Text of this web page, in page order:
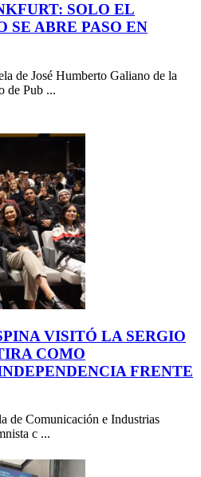
SOLO EL
SE ABRE PASO EN
de José Humberto Galiano de la
de Pub ...
VISITÓ LA SERGIO
COMO
FRENTE
de Comunicación e Industrias
c ...